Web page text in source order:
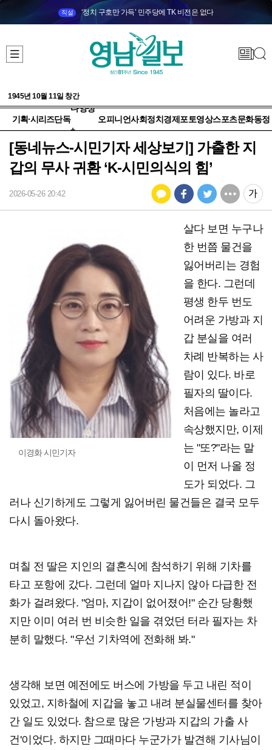
직설 ‘정치 구호만 가득’ 민주당에 TK 비전은 없다
1945년 10월 11일 창간
기획·시리즈단독
다양성
+
오피니언사회정치 경제 포토영상스포츠문화동정
[동네뉴스-시민기자 세상보기] 가출한 지
갑의 무사 귀환 ‘K-시민의식의 힘’
2026-05-26 20:42
이경화 시민기자
살다 보면 누구나
한 번쯤 물건을
잃어버리는 경험
을 한다. 그런데
평생 한두 번도
어려운 가방과 지
갑 분실을 여러
차례 반복하는 사
람이 있다. 바로
필자의 딸이다.
처음에는 놀라고
속상했지만, 이제
는 "또?"라는 말
이 먼저 나올 정
도가 되었다. 그
러나 신기하게도 그렇게 잃어버린 물건들은 결국 모두
다시 돌아왔다.
며칠 전 딸은 지인의 결혼식에 참석하기 위해 기차를
타고 포항에 갔다. 그런데 얼마 지나지 않아 다급한 전
화가 걸려왔다. "엄마, 지갑이 없어졌어!" 순간 당황했
지만 이미 여러 번 비슷한 일을 겪었던 터라 필자는 차
분히 말했다. "우선 기차역에 전화해 봐."
생각해 보면 예전에도 버스에 가방을 두고 내린 적이
있었고, 지하철에 지갑을 놓고 내려 분실물센터를 찾아
간 일도 있었다. 참으로 많은 '가방과 지갑의 가출 사
건'이었다. 하지만 그때마다 누군가가 발견해 기사님이